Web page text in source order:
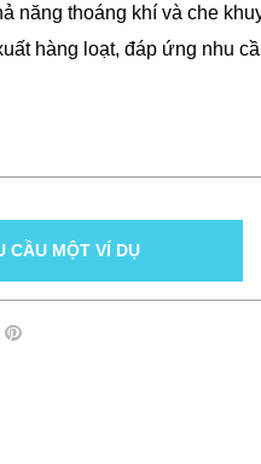
năng thoáng khí và che
hàng loạt, đáp ứng nhu
CẦU MỘT VÍ DỤ